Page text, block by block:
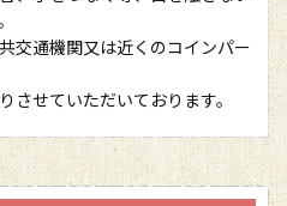
交通機関又は近くのコインパー
させていただいております。